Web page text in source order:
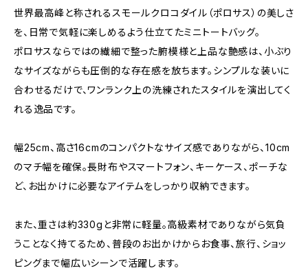
世界最高峰と称されるスモールクロコダイル（ポロサス）の美しさ
を、日常で気軽に楽しめるよう仕立てたミニトートバッグ。
ポロサスならではの繊細で整った腑模様と上品な艶感は、小ぶり
なサイズながらも圧倒的な存在感を放ちます。シンプルな装いに
合わせるだけで、ワンランク上の洗練されたスタイルを演出してく
れる逸品です。
幅25cm、高さ16cmのコンパクトなサイズ感でありながら、10cm
のマチ幅を確保。長財布やスマートフォン、キーケース、ポーチな
ど、お出かけに必要なアイテムをしっかり収納できます。
また、重さは約330gと非常に軽量。高級素材でありながら気負
うことなく持てるため、普段のお出かけからお食事、旅行、ショッ
ピングまで幅広いシーンで活躍します。